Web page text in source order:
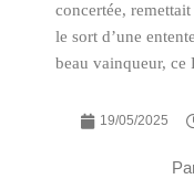
concertée,
le sort d’une
beau vainqueur,
19/05/2025